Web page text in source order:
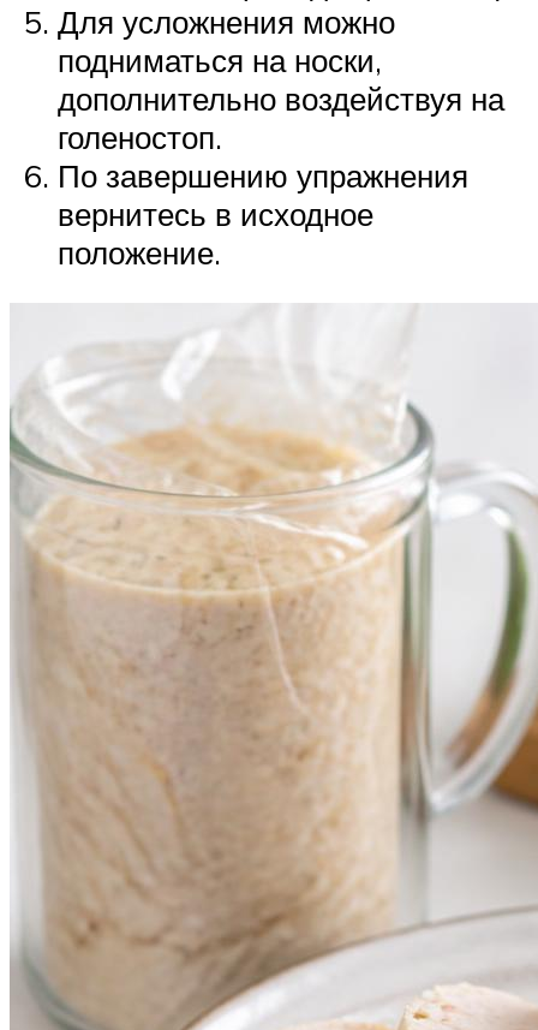
Для усложнения можно
подниматься на носки,
дополнительно воздействуя на
голеностоп.
По завершению упражнения
вернитесь в исходное
положение.